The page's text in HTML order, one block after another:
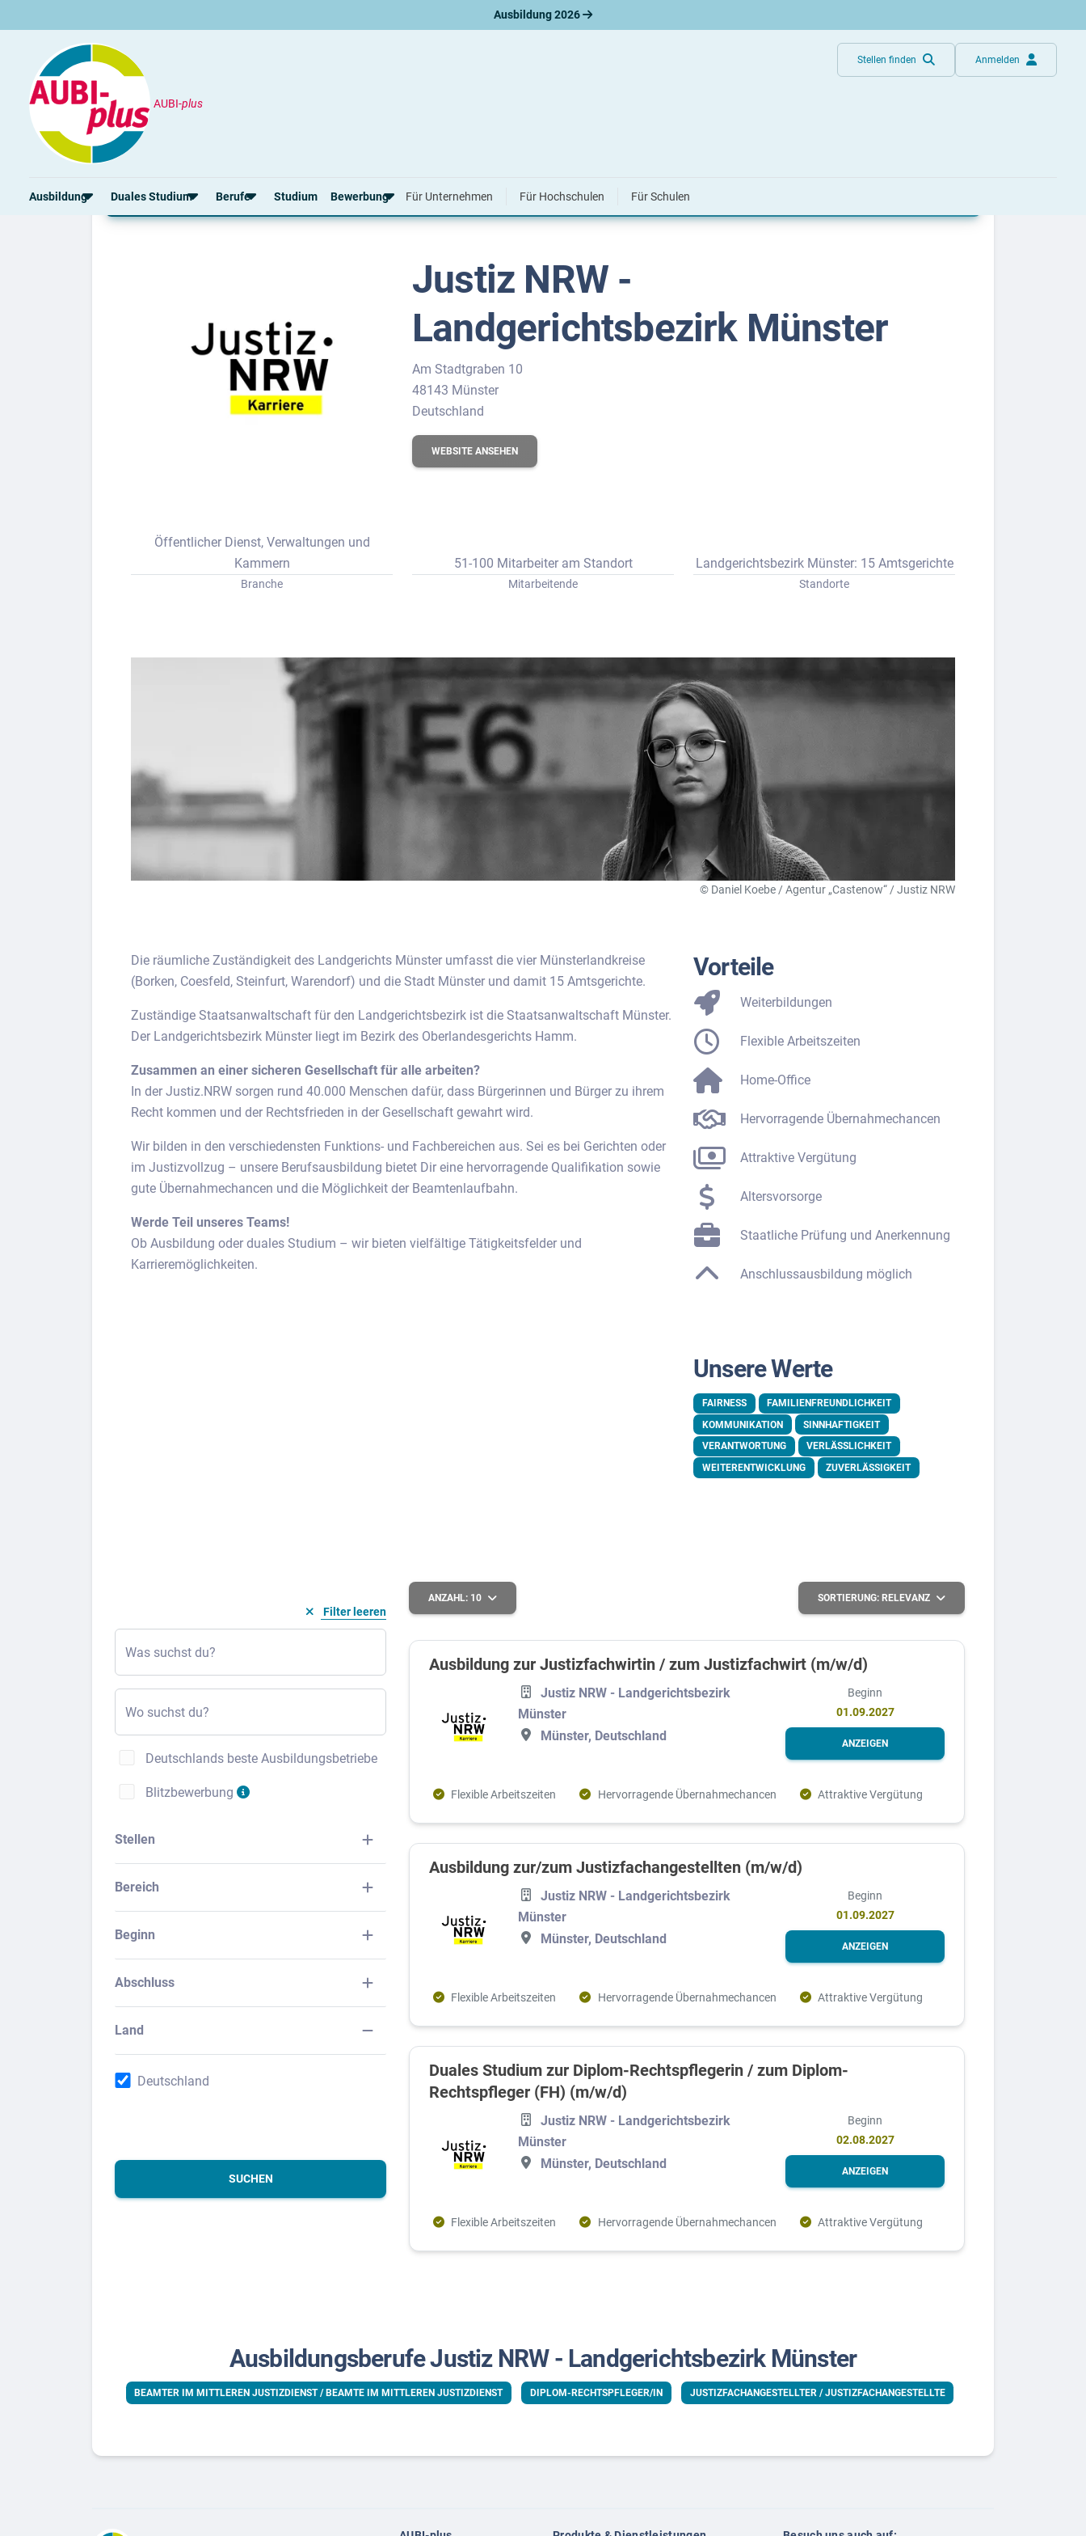
Ausbildung 2026
AUBI-plus
Stellen finden Anmelden
Ausbildung Duales Studium Berufe
Alle Berufe
Schülerpraktikum
Studium Bewerbung
Bewerbungsratgeber
Bewerbungs-Check
Für Unternehmen Für Hochschulen Für Schulen
Unternehmen
Justiz NRW -
Landgerichtsbezirk Münster
Am Stadtgraben 10
48143 Münster
Deutschland
WEBSITE ANSEHEN
Öffentlicher Dienst, Verwaltungen und
Kammern
Branche
51-100 Mitarbeiter am Standort
Mitarbeitende
Landgerichtsbezirk Münster: 15 Amtsgerichte
Standorte
© Daniel Koebe / Agentur „Castenow“ / Justiz NRW
Die räumliche Zuständigkeit des Landgerichts Münster umfasst die vier Münsterlandkreise
(Borken, Coesfeld, Steinfurt, Warendorf) und die Stadt Münster und damit 15 Amtsgerichte.
Zuständige Staatsanwaltschaft für den Landgerichtsbezirk ist die Staatsanwaltschaft Münster.
Der Landgerichtsbezirk Münster liegt im Bezirk des Oberlandesgerichts Hamm.
Zusammen an einer sicheren Gesellschaft für alle arbeiten?
In der Justiz.NRW sorgen rund 40.000 Menschen dafür, dass Bürgerinnen und Bürger zu ihrem
Recht kommen und der Rechtsfrieden in der Gesellschaft gewahrt wird.
Wir bilden in den verschiedensten Funktions- und Fachbereichen aus. Sei es bei Gerichten oder
im Justizvollzug – unsere Berufsausbildung bietet Dir eine hervorragende Qualifikation sowie
gute Übernahmechancen und die Möglichkeit der Beamtenlaufbahn.
Werde Teil unseres Teams!
Ob Ausbildung oder duales Studium – wir bieten vielfältige Tätigkeitsfelder und
Karrieremöglichkeiten.
Vorteile
Weiterbildungen
Flexible Arbeitszeiten
Home-Office
Hervorragende Übernahmechancen
Attraktive Vergütung
Altersvorsorge
Staatliche Prüfung und Anerkennung
Anschlussausbildung möglich
Unsere Werte
FAIRNESS
FAMILIENFREUNDLICHKEIT
KOMMUNIKATION
SINNHAFTIGKEIT
VERANTWORTUNG
VERLÄSSLICHKEIT
WEITERENTWICKLUNG
ZUVERLÄSSIGKEIT
Filter leeren
Was suchst du?
Wo suchst du?
Deutschlands beste Ausbildungsbetriebe
Blitzbewerbung
Stellen
Bereich
Beginn
Abschluss
Land
Deutschland
SUCHEN
ANZAHL: 10 SORTIERUNG: RELEVANZ
Ausbildung zur Justizfachwirtin / zum Justizfachwirt (m/w/d)
Justiz NRW - Landgerichtsbezirk
Münster
Münster, Deutschland
Beginn
01.09.2027
ANZEIGEN
Flexible Arbeitszeiten Hervorragende Übernahmechancen Attraktive Vergütung
Ausbildung zur/zum Justizfachangestellten (m/w/d)
Justiz NRW - Landgerichtsbezirk
Münster
Münster, Deutschland
Beginn
01.09.2027
ANZEIGEN
Flexible Arbeitszeiten Hervorragende Übernahmechancen Attraktive Vergütung
Duales Studium zur Diplom-Rechtspflegerin / zum Diplom-
Rechtspfleger (FH) (m/w/d)
Justiz NRW - Landgerichtsbezirk
Münster
Münster, Deutschland
Beginn
02.08.2027
ANZEIGEN
Flexible Arbeitszeiten Hervorragende Übernahmechancen Attraktive Vergütung
Ausbildungsberufe Justiz NRW - Landgerichtsbezirk Münster
BEAMTER IM MITTLEREN JUSTIZDIENST / BEAMTE IM MITTLEREN JUSTIZDIENST DIPLOM-RECHTSPFLEGER/IN JUSTIZFACHANGESTELLTER / JUSTIZFACHANGESTELLTE